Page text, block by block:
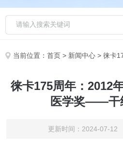
当前位置：首页 > 新闻中心 > 徕卡175周
徕卡175周年：2012
医学奖——干
更新时间：2024-07-